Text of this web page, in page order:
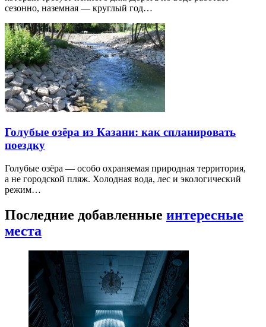
сезонно, наземная — круглый год…
Голубые озёра из Казани: как спланировать
поездку
Голубые озёра — особо охраняемая природная территория,
а не городской пляж. Холодная вода, лес и экологический
режим…
Последние добавленные интересные
места